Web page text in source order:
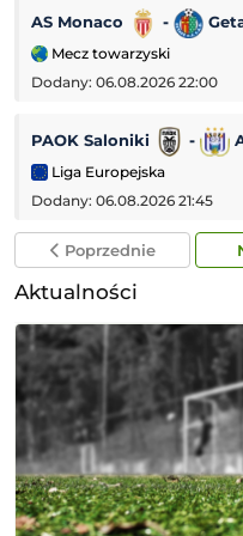
AS Monaco -
Mecz towarzyski
Dodany: 06.08.2026 22:00
PAOK Saloniki -
Liga Europejska
Dodany: 06.08.2026 21:45
Poprzednie
Aktualności